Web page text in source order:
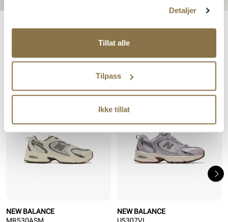
Detaljer
Tillat alle
Tilpass
Ikke tillat
De mest populære varene fra New Balance
NEW BALANCE
NEW BALANCE